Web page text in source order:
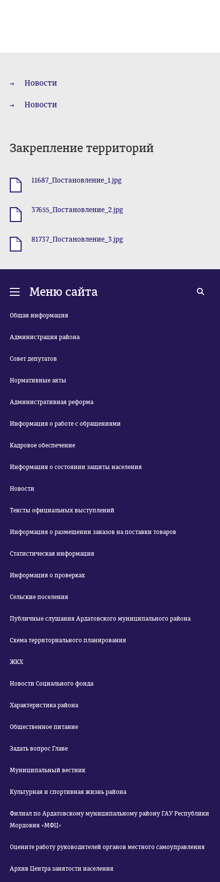
Новости
Новости
Закрепление территорий
11687_Постановление_1.jpg
37655_Постановление_2.jpg
81737_Постановление_3.jpg
Меню сайта
Общая информация
Администрация района
Совет депутатов
Нормативные акты
Административная реформа
Информация о работе с обращениями
Кадровое обеспечение
Информация о состоянии защиты населения
Новости
Тексты официальных выступлений
Информация о размещении заказов на поставки товаров
Статистическая информация
Информация о проверках
Сельские поселения
Публичные слушания Ардатовского муниципального района
Схема территориального планирования
ЖКХ
Новости Социального фонда
Характеристика района
Общественное питание
Задать вопрос Главе
Муниципальный вестник
Культурная и спортивная жизнь района
Филиал по Ардатовскому муниципальному району ГАУ Республики
Мордовия «МФЦ»
Оцените работу руководителей органов местного самоуправления
Архив Центра занятости населения